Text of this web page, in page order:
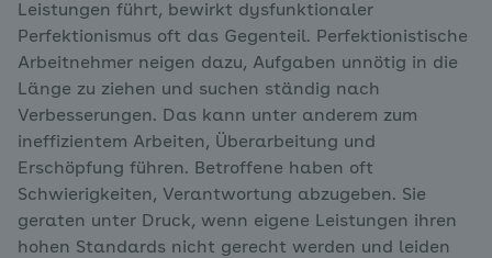
Leistungen führt, bewirkt dysfunktionaler
Perfektionismus oft das Gegenteil. Perfektionistische
Arbeitnehmer neigen dazu, Aufgaben unnötig in die
Länge zu ziehen und suchen ständig nach
Verbesserungen. Das kann unter anderem zum
ineffizientem Arbeiten, Überarbeitung und
Erschöpfung führen. Betroffene haben oft
Schwierigkeiten, Verantwortung abzugeben. Sie
geraten unter Druck, wenn eigene Leistungen ihren
hohen Standards nicht gerecht werden und leiden